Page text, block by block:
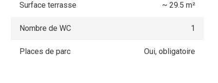
Surface terrasse ~ 29.5 m²
Nombre de WC 1
Places de parc Oui, obligatoire